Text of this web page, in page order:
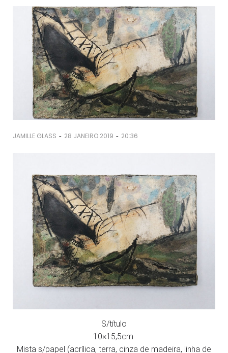
JAMILLE GLASS - 28 JANEIRO 2019 - 20:36
S/título
10×15,5cm
Mista s/papel (acrílica, terra, cinza de madeira, linha de